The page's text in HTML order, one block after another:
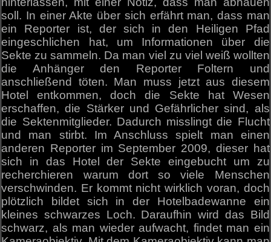
soll. In einer Akte über sich erfährt man, dass man
ein Reporter ist, der sich in den Heiligen Pfad
eingeschlichen hat, um Informationen über die
Sekte zu sammeln. Da man viel zu viel weiß wollten
die Anhänger den Reporter Foltern und
anschließend töten. Man muss jetzt aus diesem
Hotel entkommen, doch die Sekte hat Wesen
erschaffen, die Stärker und Gefährlicher sind, als
die Sektenmitglieder. Dadurch misslingt die Flucht
und man stirbt. Im Anschluss spielt man einen
anderen Reporter im September 2009, dieser hat
sich in das Hotel der Sekte eingebucht um zu
recherchieren warum dort so viele Menschen
verschwinden. Er kommt nicht wirklich voran, doch
plötzlich bildet sich in der Hotelbadewanne ein
kleines schwarzes Loch. Daraufhin wird das Bild
schwarz, als man wieder aufwacht, findet man ein